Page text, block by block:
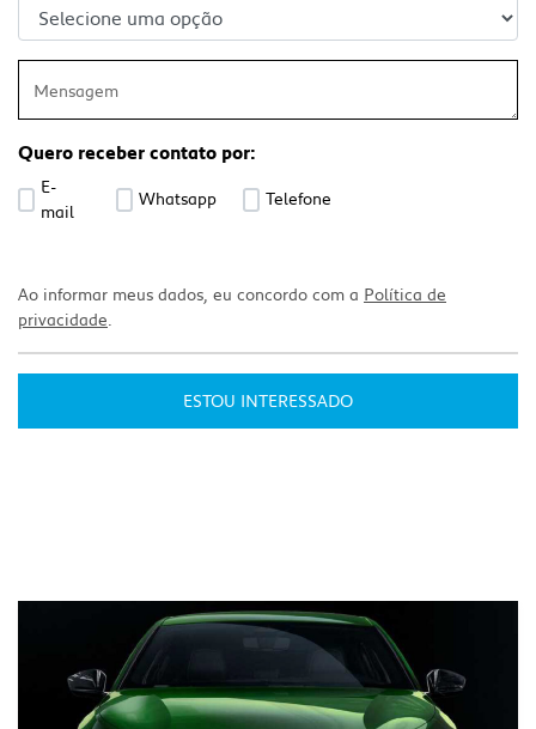
Quero receber contato por:
E-
mail
Whatsapp Telefone
Ao informar meus dados, eu concordo com a Política de
privacidade.
ESTOU INTERESSADO